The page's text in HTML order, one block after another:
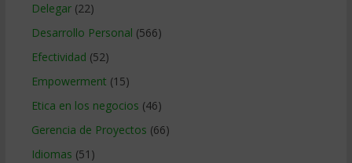
Delegar(22)
Desarrollo Personal (566)
Efectividad (52)
Empowerment (15)
Etica en los negocios (46)
Gerencia de Proyectos (66)
Idiomas (51)